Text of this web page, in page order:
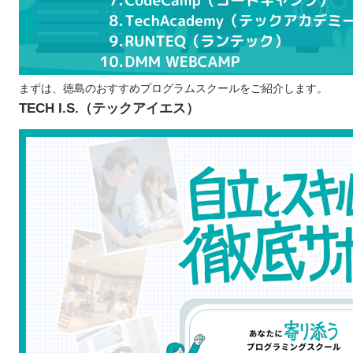
ポートフォリオの制作が可能
プログラムスクールで学ぶ際の注意点
学ぶ目的を明確にする
続けて学べるか考える
無料体験に参加をして環境をチェックする
徳島で自分に合ったプログラムスクールを選ぼう！
自分の住んでるエリアでプログラミングスクールを探した
北海道 / 東北
関東
中部
近畿
四国
九州 / 沖縄
まずは、徳島のおすすめプログラムスクールをご紹介します。
TECH I.S.（テックアイエス）